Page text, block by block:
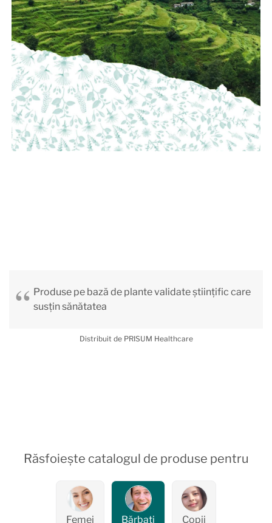
Produse pe bază de plante validate științific care
susțin sănătatea
Distribuit de PRISUM Healthcare
Răsfoiește catalogul de produse pentru
Femei Bărbați Copii